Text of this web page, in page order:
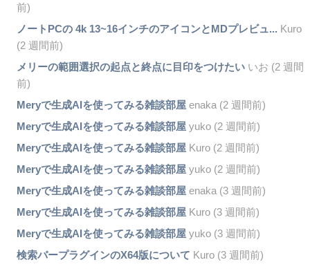
前)
ノートPCの 4k 13~16インチのアイコンとMDプレビュ... Kuro
(2 週間前)
メリーの範囲選択の起点と終点に目印をつけたいいお (2 週間
前)
Meryで生成AIを使ってみる雑談部屋enaka (2 週間前)
Meryで生成AIを使ってみる雑談部屋yuko (2 週間前)
Meryで生成AIを使ってみる雑談部屋Kuro (2 週間前)
Meryで生成AIを使ってみる雑談部屋yuko (2 週間前)
Meryで生成AIを使ってみる雑談部屋enaka (3 週間前)
Meryで生成AIを使ってみる雑談部屋Kuro (3 週間前)
Meryで生成AIを使ってみる雑談部屋yuko (3 週間前)
検索バープラグインのX64版について Kuro (3 週間前)